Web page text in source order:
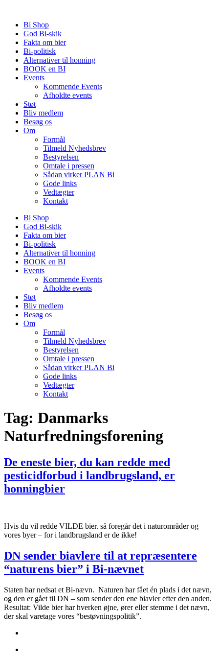
indholdBi Shop
God Bi-skik
Fakta om bier
Bi-politisk
Alternativer til honning
BOOK en BI
Events
Kommende Events
Afholdte events
Støt
Bliv medlem
Besøg os
Om
Formål
Tilmeld Nyhedsbrev
Bestyrelsen
Omtale i pressen
Sådan virker PLAN Bi
Gode links
Vedtægter
Kontakt
Bi Shop
God Bi-skik
Fakta om bier
Bi-politisk
Alternativer til honning
BOOK en BI
Events
Kommende Events
Afholdte events
Støt
Bliv medlem
Besøg os
Om
Formål
Tilmeld Nyhedsbrev
Bestyrelsen
Omtale i pressen
Sådan virker PLAN Bi
Gode links
Vedtægter
Kontakt
Tag: Danmarks
Naturfredningsforening
De eneste bier, du kan redde med
pesticidforbud i landbrugsland, er
honningbier
Hvis du vil redde VILDE bier. så foregår det i naturområder og
vores byer – for i landbrugsland er de ikke!
DN sender biavlere til at repræsentere
“naturens bier” i Bi-nævnet
Staten har nedsat et Bi-nævn. Naturen har fået én plads i det nævn,
og den er gået til DN – som sender den ene biavler efter den anden.
Resultat: Vilde bier har hverken øjne, ører eller stemme i det nævn,
der skal varetage vores “bestøvningspolitik”.